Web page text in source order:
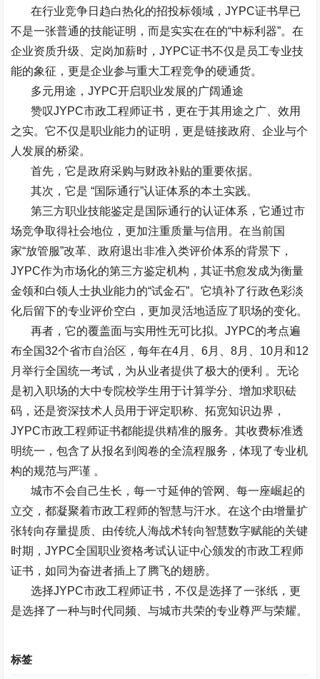
在行业竞争日趋白热化的招投标领域，JYPC证书早已
不是一张普通的技能证明，而是实实在在的“中标利器”。在
企业资质升级、定岗加薪时，JYPC证书不仅是员工专业技
能的象征，更是企业参与重大工程竞争的硬通货。
多元用途，JYPC开启职业发展的广阔通途
赞叹JYPC市政工程师证书，更在于其用途之广、效用
之实。它不仅是职业能力的证明，更是链接政府、企业与个
人发展的桥梁。
首先，它是政府采购与财政补贴的重要依据。
其次，它是 “国际通行”认证体系的本土实践。
第三方职业技能鉴定是国际通行的认证体系，它通过市
场竞争取得社会地位，更加注重质量与信用。在当前国
家“放管服”改革、政府退出非准入类评价体系的背景下，
JYPC作为市场化的第三方鉴定机构，其证书愈发成为衡量
金领和白领人士执业能力的“试金石”。它填补了行政色彩淡
化后留下的专业评价空白，更加灵活地适应了职场的变化。
再者，它的覆盖面与实用性无可比拟。JYPC的考点遍
布全国32个省市自治区，每年在4月、6月、8月、 10月和12
月举行全国统一考试，为从业者提供了极大的便利 。无论
是初入职场的大中专院校学生用于计算学分、增加求职砝
码，还是资深技术人员用于评定职称、拓宽知识边界，
JYPC市政工程师证书都能提供精准的服务。其收费标准透
明统一，包含了从报名到阅卷的全流程服务，体现了专业机
构的规范与严谨 。
城市不会自己生长，每一寸延伸的管网、每一座崛起的
立交，都凝聚着市政工程师的智慧与汗水。在这个由增量扩
张转向存量提质、由传统人海战术转向智慧数字赋能的关键
时期，JYPC全国职业资格考试认证中心颁发的市政工程师
证书，如同为奋进者插上了腾飞的翅膀。
选择JYPC市政工程师证书，不仅是选择了一张纸，更
是选择了一种与时代同频、与城市共荣的专业尊严与荣耀。
标签